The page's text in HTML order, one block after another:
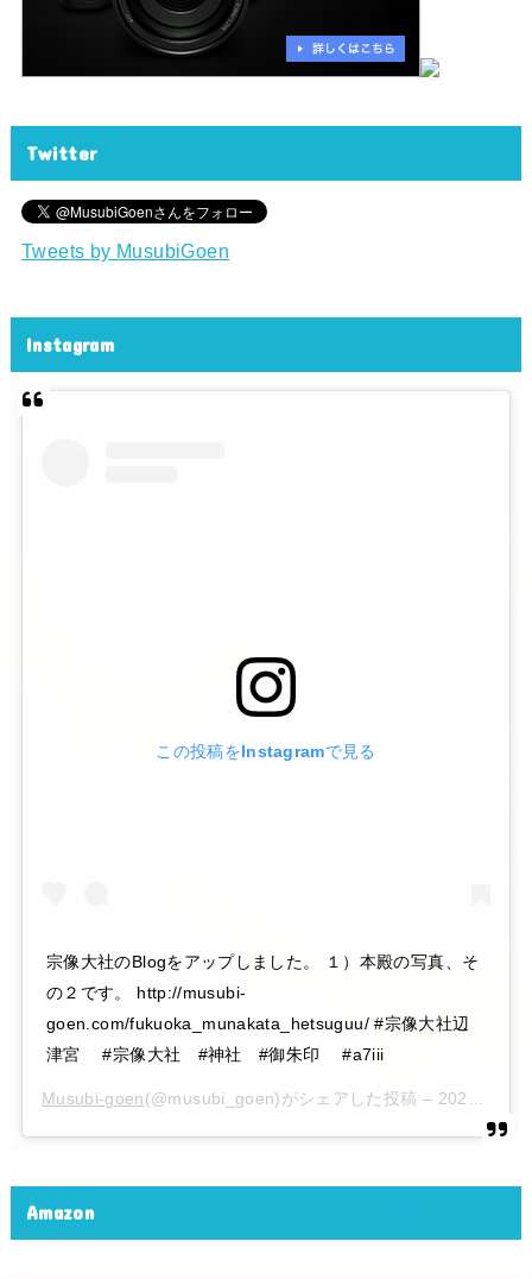
Twitter
Tweets by MusubiGoen
Instagram
この投稿をInstagramで見る
宗像大社のBlogをアップしました。 １）本殿の写真、そ
の２です。 http://musubi-
goen.com/fukuoka_munakata_hetsuguu/ #宗像大社辺
津宮 #宗像大社 #神社 #御朱印 #a7iii
Musubi-goen(@musubi_goen)がシェアした投稿 – 2020年 6月月6日午後10時15分PDT
Amazon